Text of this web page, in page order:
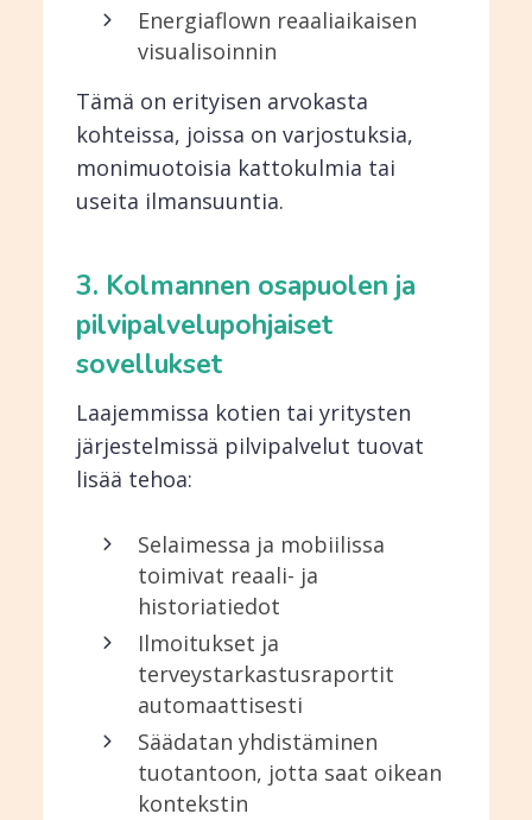
Energiaflown reaaliaikaisen
visualisoinnin
Tämä on erityisen arvokasta
kohteissa, joissa on varjostuksia,
monimuotoisia kattokulmia tai
useita ilmansuuntia.
3. Kolmannen osapuolen ja
pilvipalvelupohjaiset
sovellukset
Laajemmissa kotien tai yritysten
järjestelmissä pilvipalvelut tuovat
lisää tehoa:
Selaimessa ja mobiilissa
toimivat reaali- ja
historiatiedot
Ilmoitukset ja
terveystarkastusraportit
automaattisesti
Säädatan yhdistäminen
tuotantoon, jotta saat oikean
kontekstin